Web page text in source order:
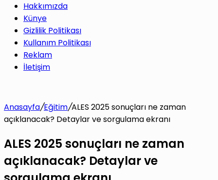
Hakkımızda
Künye
Gizlilik Politikası
Kullanım Politikası
Reklam
İletişim
Anasayfa/Eğitim/ALES 2025 sonuçları ne zaman
açıklanacak? Detaylar ve sorgulama ekranı
ALES 2025 sonuçları ne zaman
açıklanacak? Detaylar ve